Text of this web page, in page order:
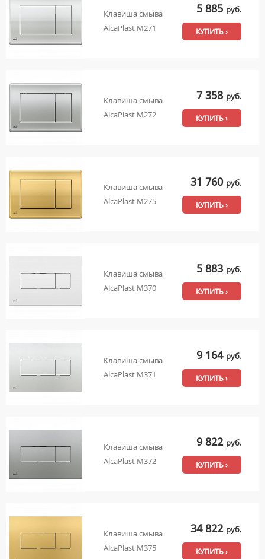
Клавиша смыва
AlcaPlast M271
5 885 руб.
КУПИТЬ ›
Клавиша смыва
AlcaPlast M272
7 358 руб.
КУПИТЬ ›
Клавиша смыва
AlcaPlast M275
31 760 руб.
КУПИТЬ ›
Клавиша смыва
AlcaPlast M370
5 883 руб.
КУПИТЬ ›
Клавиша смыва
AlcaPlast M371
9 164 руб.
КУПИТЬ ›
Клавиша смыва
AlcaPlast M372
9 822 руб.
КУПИТЬ ›
Клавиша смыва
AlcaPlast M375
34 822 руб.
КУПИТЬ ›